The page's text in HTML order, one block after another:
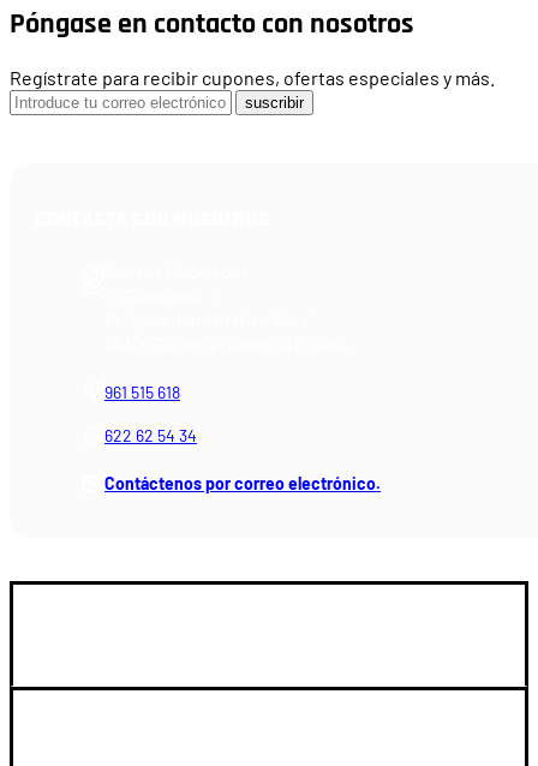
Póngase en contacto con nosotros
Regístrate para recibir cupones, ofertas especiales y más.
suscribir
961 515 618
622 62 54 34
Contáctenos por correo electrónico.